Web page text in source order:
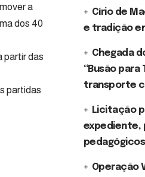
a
dos 40
partir das
partidas
Círio de
e tradição
Chegada
“Busão
transporte
Licitação
expediente,
Operação